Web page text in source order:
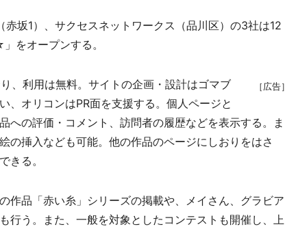
坂1）、サクセスネットワークス（品川区）の3社は12
をオープンする。
［広告］
、利用は無料。サイトの企画・設計はゴマブ
、オリコンはPR面を支援する。個人ページと
への評価・コメント、訪問者の履歴などを表示する。ま
の挿入なども可能。他の作品のページにしおりをはさ
きる。
品「赤い糸」シリーズの掲載や、メイさん、グラビア
行う。また、一般を対象としたコンテストも開催し、上